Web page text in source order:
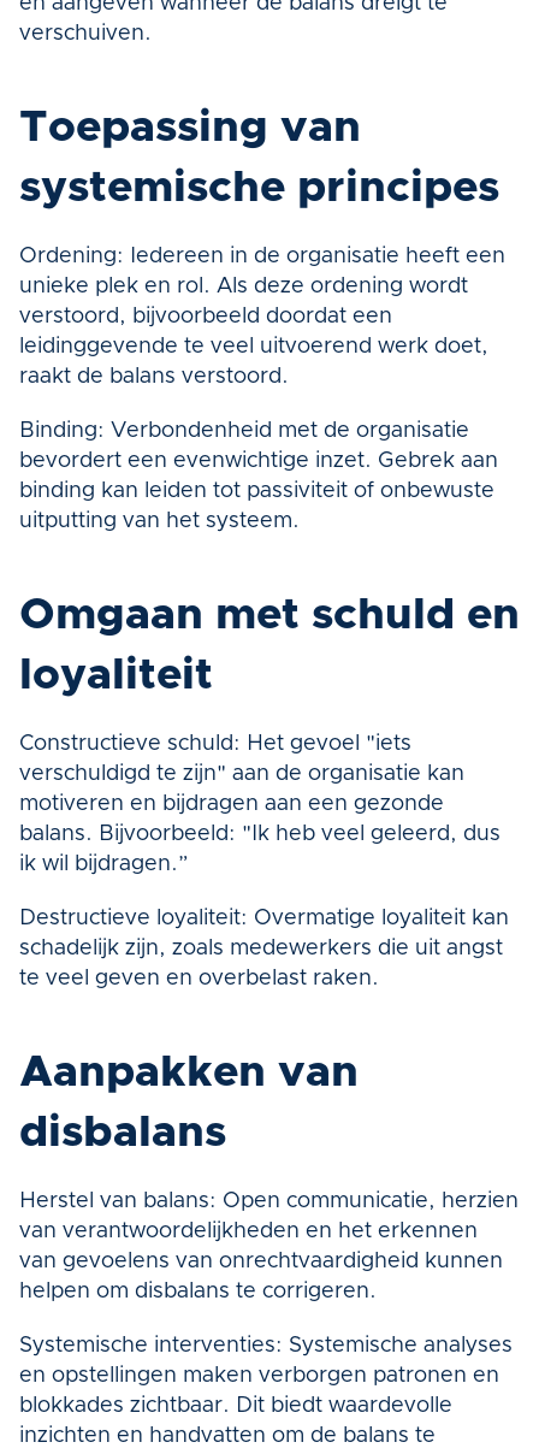
verschuiven.
Toepassing van
systemische principes
Ordening: Iedereen in de organisatie heeft een
unieke plek en rol. Als deze ordening wordt
verstoord, bijvoorbeeld doordat een
leidinggevende te veel uitvoerend werk doet,
raakt de balans verstoord.
Binding: Verbondenheid met de organisatie
bevordert een evenwichtige inzet. Gebrek aan
binding kan leiden tot passiviteit of onbewuste
uitputting van het systeem.
Omgaan met schuld en
loyaliteit
Constructieve schuld: Het gevoel "iets
verschuldigd te zijn" aan de organisatie kan
motiveren en bijdragen aan een gezonde
balans. Bijvoorbeeld: "Ik heb veel geleerd, dus
ik wil bijdragen.”
Destructieve loyaliteit: Overmatige loyaliteit kan
schadelijk zijn, zoals medewerkers die uit angst
te veel geven en overbelast raken.
Aanpakken van
disbalans
Herstel van balans: Open communicatie, herzien
van verantwoordelijkheden en het erkennen
van gevoelens van onrechtvaardigheid kunnen
helpen om disbalans te corrigeren.
Systemische interventies: Systemische analyses
en opstellingen maken verborgen patronen en
blokkades zichtbaar. Dit biedt waardevolle
inzichten en handvatten om de balans te